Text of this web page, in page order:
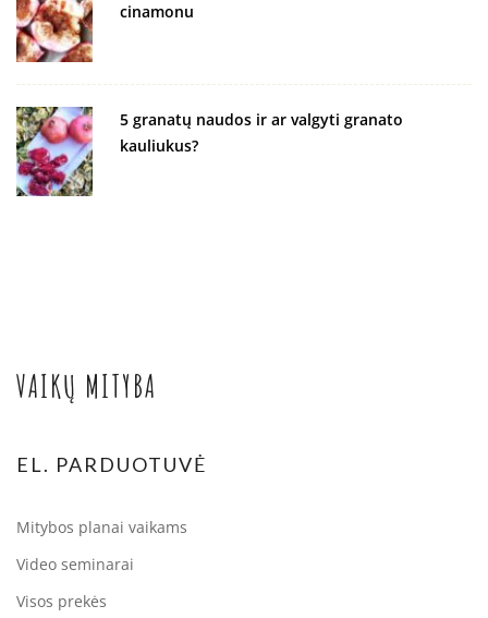
cinamonu
5 granatų naudos ir ar valgyti granato
kauliukus?
VAIKŲ MITYBA
EL. PARDUOTUVĖ
Mitybos planai vaikams
Video seminarai
Visos prekės